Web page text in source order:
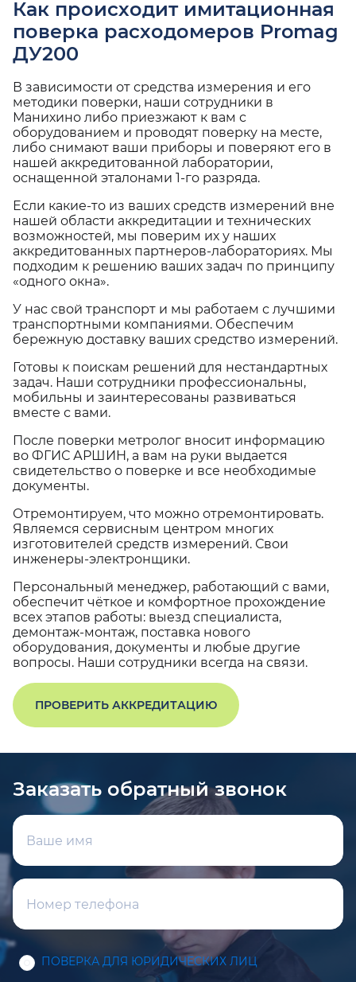
Как происходит имитационная
поверка расходомеров Promag
ДУ200
В зависимости от средства измерения и его
методики поверки, наши сотрудники в
Манихино либо приезжают к вам с
оборудованием и проводят поверку на месте,
либо снимают ваши приборы и поверяют его в
нашей аккредитованной лаборатории,
оснащенной эталонами 1-го разряда.
Если какие-то из ваших средств измерений вне
нашей области аккредитации и технических
возможностей, мы поверим их у наших
аккредитованных партнеров-лабораториях. Мы
подходим к решению ваших задач по принципу
«одного окна».
У нас свой транспорт и мы работаем с лучшими
транспортными компаниями. Обеспечим
бережную доставку ваших средство измерений.
Готовы к поискам решений для нестандартных
задач. Наши сотрудники профессиональны,
мобильны и заинтересованы развиваться
вместе с вами.
После поверки метролог вносит информацию
во ФГИС АРШИН, а вам на руки выдается
свидетельство о поверке и все необходимые
документы.
Отремонтируем, что можно отремонтировать.
Являемся сервисным центром многих
изготовителей средств измерений. Свои
инженеры-электронщики.
Персональный менеджер, работающий с вами,
обеспечит чёткое и комфортное прохождение
всех этапов работы: выезд специалиста,
демонтаж-монтаж, поставка нового
оборудования, документы и любые другие
вопросы. Наши сотрудники всегда на связи.
ПРОВЕРИТЬ АККРЕДИТАЦИЮ
Заказать обратный звонок
ПОВЕРКА ДЛЯ ЮРИДИЧЕСКИХ ЛИЦ